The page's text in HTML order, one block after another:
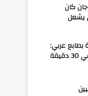
كان
تألق يشعل
عربي: